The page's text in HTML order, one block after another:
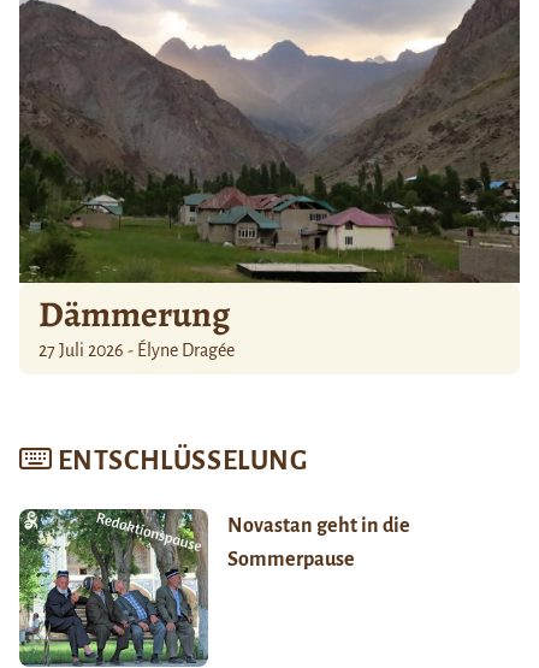
Dämmerung
27 Juli 2026 - Élyne Dragée
ENTSCHLÜSSELUNG
Novastan geht in die
Sommerpause